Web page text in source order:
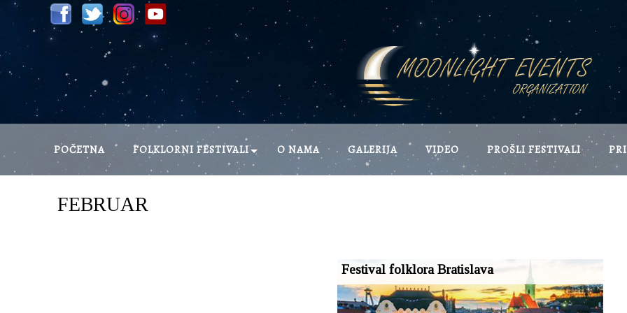
POČETNA FOLKLORNI FESTIVALI O NAMA GALERIJA VIDEO PROŠLI FESTIVALI
FEBRUAR
Folklorni festivali»
Festival folklora Bratislava